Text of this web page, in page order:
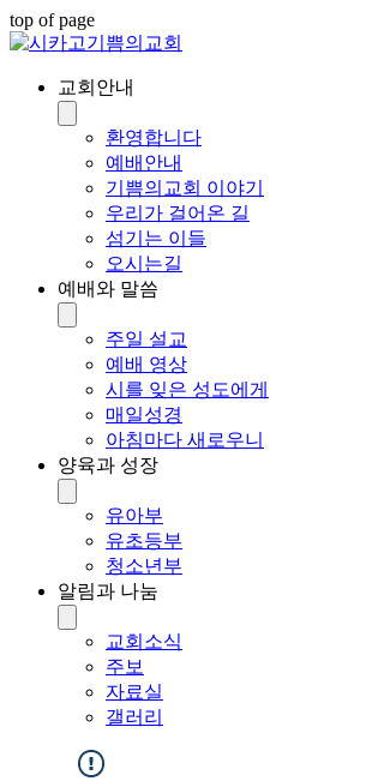
top of page
교회안내
환영합니다
예배안내
기쁨의교회 이야기
우리가 걸어온 길
섬기는 이들
오시는길
예배와 말씀
주일 설교
예배 영상
시를 잊은 성도에게
매일성경
아침마다 새로우니
양육과 성장
유아부
유초등부
청소년부
알림과 나눔
교회소식
주보
자료실
갤러리